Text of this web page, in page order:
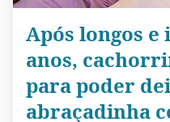
Após longos
anos,
para poder
abraçadinha